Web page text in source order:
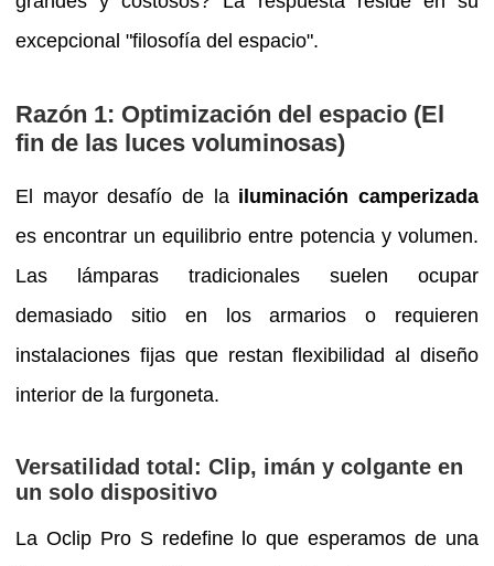
excepcional "filosofía del espacio".
Razón 1: Optimización del espacio (El
fin de las luces voluminosas)
El mayor desafío de la iluminación camperizada
es encontrar un equilibrio entre potencia y volumen.
Las lámparas tradicionales suelen ocupar
demasiado sitio en los armarios o requieren
instalaciones fijas que restan flexibilidad al diseño
interior de la furgoneta.
Versatilidad total: Clip, imán y colgante en
un solo dispositivo
La Oclip Pro S redefine lo que esperamos de una